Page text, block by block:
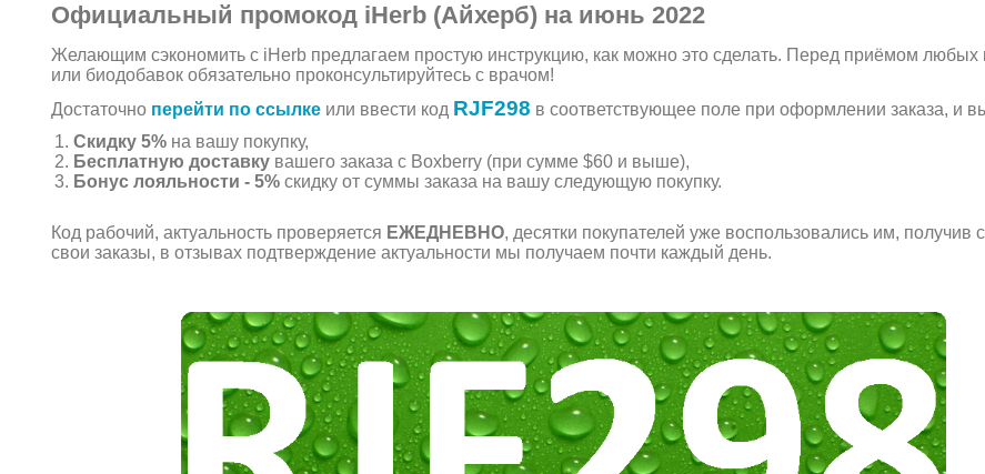
Официальный промокод iHerb (Айхерб) на июнь 2022
Желающим сэкономить с iHerb предлагаем простую инструкцию, как можно это сделать. Перед приёмом любых
или биодобавок обязательно проконсультируйтесь с врачом!
Достаточно перейти по ссылке или ввести код RJF298 в соответствующее поле при оформлении заказа, и
Скидку 5% на вашу покупку,
Бесплатную доставку вашего заказа c Boxberry (при сумме $60 и выше),
Бонус лояльности - 5% скидку от суммы заказа на вашу следующую покупку.
Код рабочий, актуальность проверяется ЕЖЕДНЕВНО, десятки покупателей уже воспользовались им, получив
свои заказы, в отзывах подтверждение актуальности мы получаем почти каждый день.